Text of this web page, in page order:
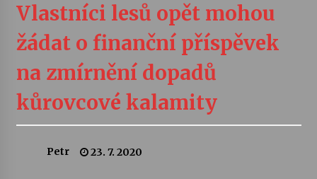
Vernisáž výstavy Josefíny Duškové: Stávám se
30. 7. 2026
Veselí muzikanti
30. 7. 2026
šedesátka: 28. 7.–1. 8. 2026
Vlastníci lesů opět mohou
žádat o finanční příspěvek
na zmírnění dopadů
kůrovcové kalamity
Petr 23. 7. 2020